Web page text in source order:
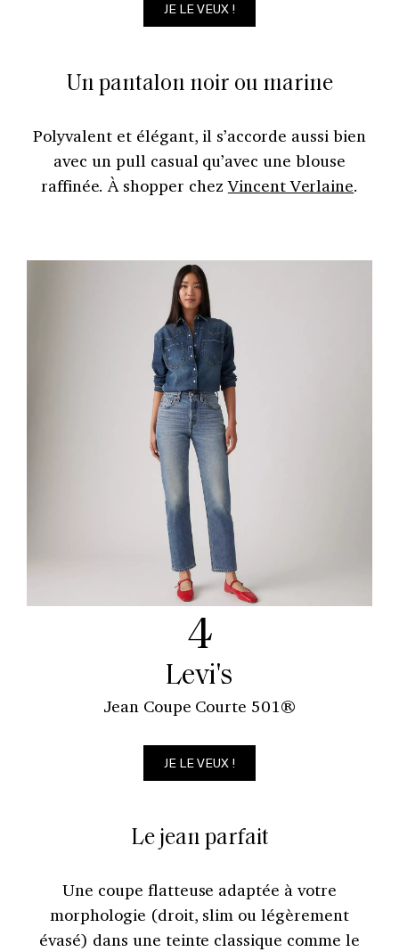
JE LE VEUX !
Un pantalon noir ou marine
Polyvalent et élégant, il s’accorde aussi bien
avec un pull casual qu’avec une blouse
raffinée. À shopper chezVincent Verlaine.
4
Levi's
Jean Coupe Courte 501®
JE LE VEUX !
Le jean parfait
Une coupe flatteuse adaptée à votre
morphologie (droit, slim ou légèrement
évasé) dans une teinte classique comme le